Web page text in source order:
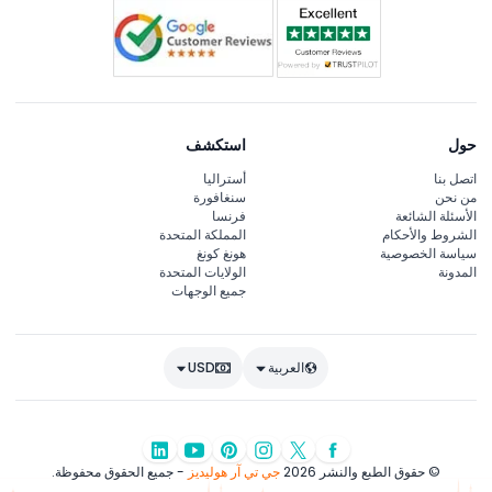
حول
اتصل بنا
من نحن
الأسئلة الشائعة
الشروط والأحكام
سياسة الخصوصية
المدونة
استكشف
أستراليا
سنغافورة
فرنسا
المملكة المتحدة
هونغ كونغ
الولايات المتحدة
جميع الوجهات
العربية USD
© حقوق الطبع والنشر 2026 جي تي آر هوليديز - جميع الحقوق محفوظة.